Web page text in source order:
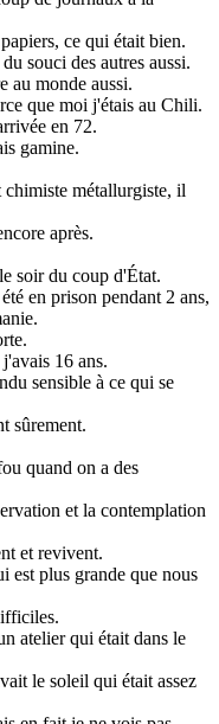
ce qui était bien.
souci des autres aussi.
au monde aussi.
que moi j'étais au Chili.
en 72.
gamine.
chimiste métallurgiste, il
après.
soir du coup d'État.
en prison pendant 2 ans,
16 ans.
sensible à ce qui se
sûrement.
quand on a des
et la contemplation
et revivent.
est plus grande que nous
atelier qui était dans le
le soleil qui était assez